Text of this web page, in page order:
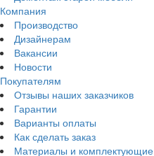
Компания
Производство
Дизайнерам
Вакансии
Новости
Покупателям
Отзывы наших заказчиков
Гарантии
Варианты оплаты
Как сделать заказ
Материалы и комплектующие